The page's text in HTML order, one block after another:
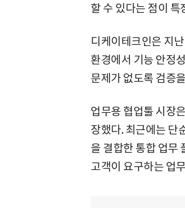
할 수 있다는 점이 특
디케이테크인은 지
환경에서 기능 안정
문제가 없도록 검증
업무용 협업툴 시장
장했다. 최근에는 단
을 결합한 통합 업무
고객이 요구하는 업